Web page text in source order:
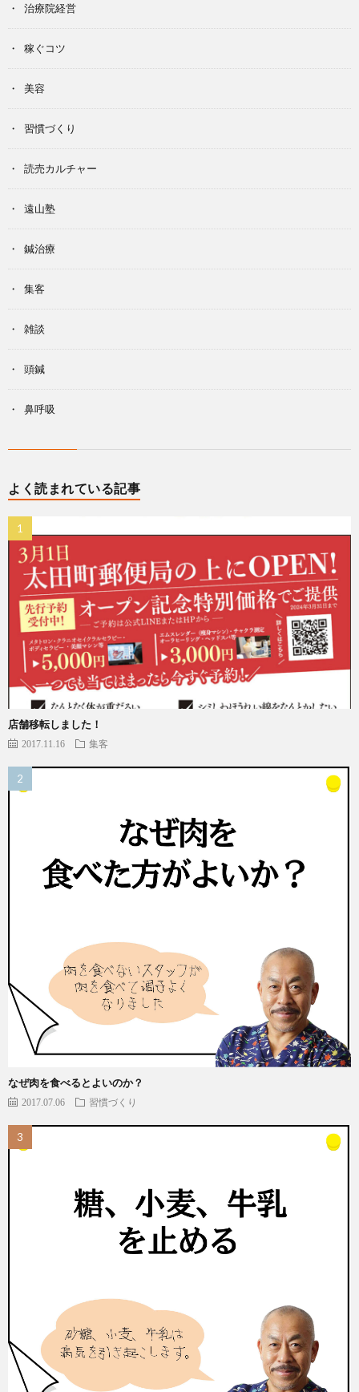
治療院経営
稼ぐコツ
美容
習慣づくり
読売カルチャー
遠山塾
鍼治療
集客
雑談
頭鍼
鼻呼吸
よく読まれている記事
店舗移転しました！
2017.11.16 集客
なぜ肉を食べるとよいのか？
2017.07.06 習慣づくり